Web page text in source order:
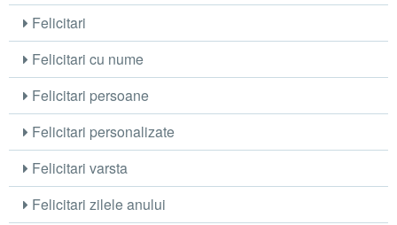
Felicitari
Felicitari cu nume
Felicitari persoane
Felicitari personalizate
Felicitari varsta
Felicitari zilele anului